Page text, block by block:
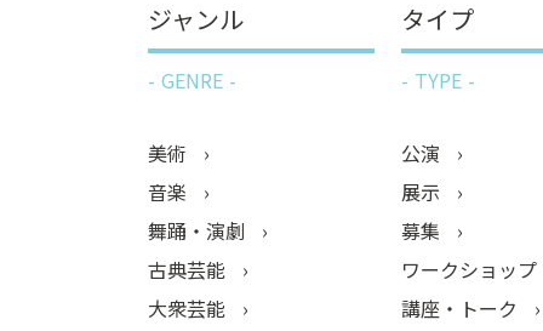
ジャンル
GENRE
美術
音楽
舞踊・演劇
古典芸能
大衆芸能
タイプ
TYPE
公演
展示
募集
ワークショップ
講座・トーク